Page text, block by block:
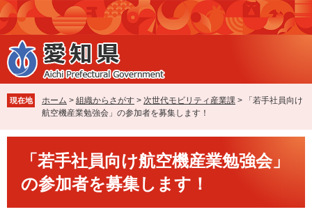
ペ
ー
ジ
の
先
で
す
メ
ニ
ュ
ー
を
ば
し
本
現在地 ホーム > 組織からさがす > 次世代モビリティ産業課 >
「若手社員向け
航空機産業勉強会」の参加者を募集します！
「若手社員向け航空機産業勉強会」
の参加者を募集します！